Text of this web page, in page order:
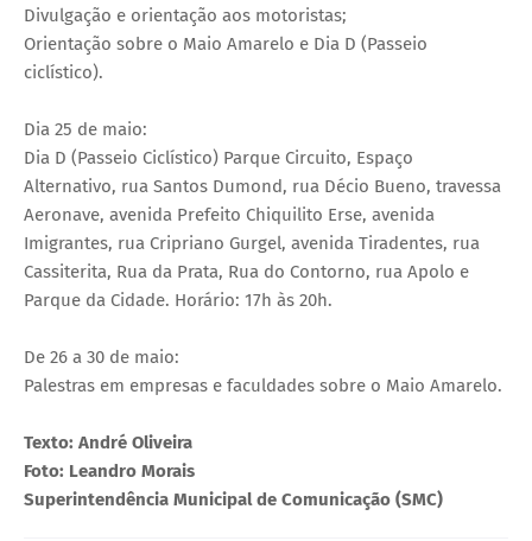
Divulgação e orientação aos motoristas;
Orientação sobre o Maio Amarelo e Dia D (Passeio
ciclístico).
Dia 25 de maio:
Dia D (Passeio Ciclístico) Parque Circuito, Espaço
Alternativo, rua Santos Dumond, rua Décio Bueno, travessa
Aeronave, avenida Prefeito Chiquilito Erse, avenida
Imigrantes, rua Cripriano Gurgel, avenida Tiradentes, rua
Cassiterita, Rua da Prata, Rua do Contorno, rua Apolo e
Parque da Cidade. Horário: 17h às 20h.
De 26 a 30 de maio:
Palestras em empresas e faculdades sobre o Maio Amarelo.
Texto: André Oliveira
Foto: Leandro Morais
Superintendência Municipal de Comunicação (SMC)